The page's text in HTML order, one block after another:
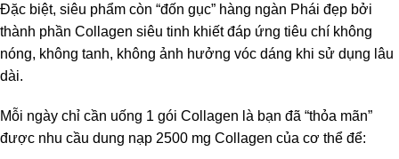
Đặc biệt, siêu phẩm còn “đốn gục” hàng ngàn Phái đẹp bởi
thành phần Collagen siêu tinh khiết đáp ứng tiêu chí không
nóng, không tanh, không ảnh hưởng vóc dáng khi sử dụng lâu
dài.
Mỗi ngày chỉ cần uống 1 gói Collagen là bạn đã “thỏa mãn”
được nhu cầu dung nạp 2500 mg Collagen của cơ thể để: